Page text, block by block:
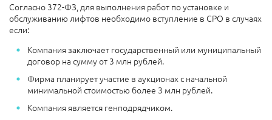
Согласно 372-ФЗ, для выполнения работ по установке и
обслуживанию лифтов необходимо вступление в СРО в случаях
если:
Компания заключает государственный или муниципальный
договор на сумму от 3 млн рублей.
Фирма планирует участие в аукционах с начальной
минимальной стоимостью более 3 млн рублей.
Компания является генподрядчиком.